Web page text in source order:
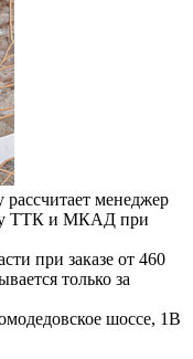
рассчитает менеджер
ТТК и МКАД при
при заказе от 460
только за
шоссе, 1В